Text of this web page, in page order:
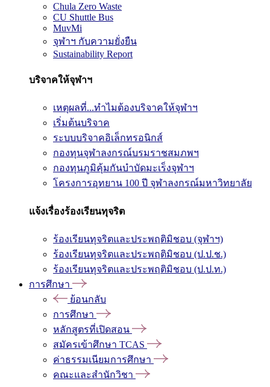
Chula Zero Waste
CU Shuttle Bus
MuvMi
จุฬาฯ กับความยั่งยืน
Sustainability Report
บริจาคให้จุฬาฯ
เหตุผลที่...ทำไมต้องบริจาคให้จุฬาฯ
เริ่มต้นบริจาค
ระบบบริจาคอิเล็กทรอนิกส์
กองทุนจุฬาลงกรณ์บรมราชสมภพฯ
กองทุนภูมิคุ้มกันบำบัดมะเร็งจุฬาฯ
โครงการอุทยาน 100 ปี จุฬาลงกรณ์มหาวิทยาลัย
แจ้งเรื่องร้องเรียนทุจริต
ร้องเรียนทุจริตและประพฤติมิชอบ (จุฬาฯ)
ร้องเรียนทุจริตและประพฤติมิชอบ (ป.ป.ช.)
ร้องเรียนทุจริตและประพฤติมิชอบ (ป.ป.ท.)
การศึกษา
ย้อนกลับ
การศึกษา
หลักสูตรที่เปิดสอน
สมัครเข้าศึกษา TCAS
ค่าธรรมเนียมการศึกษา
คณะและสำนักวิชา